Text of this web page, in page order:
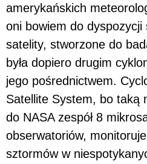
amerykańskich
oni bowiem do dyspozycji
satelity, stworzone do
była dopiero drugim
jego pośrednictwem.
Satellite System, bo taką
do NASA zespół 8
obserwatoriów,
sztormów w